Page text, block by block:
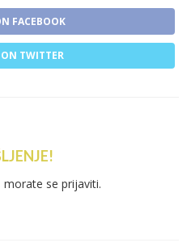
FACEBOOK
ON TWITTER
morate se prijaviti.